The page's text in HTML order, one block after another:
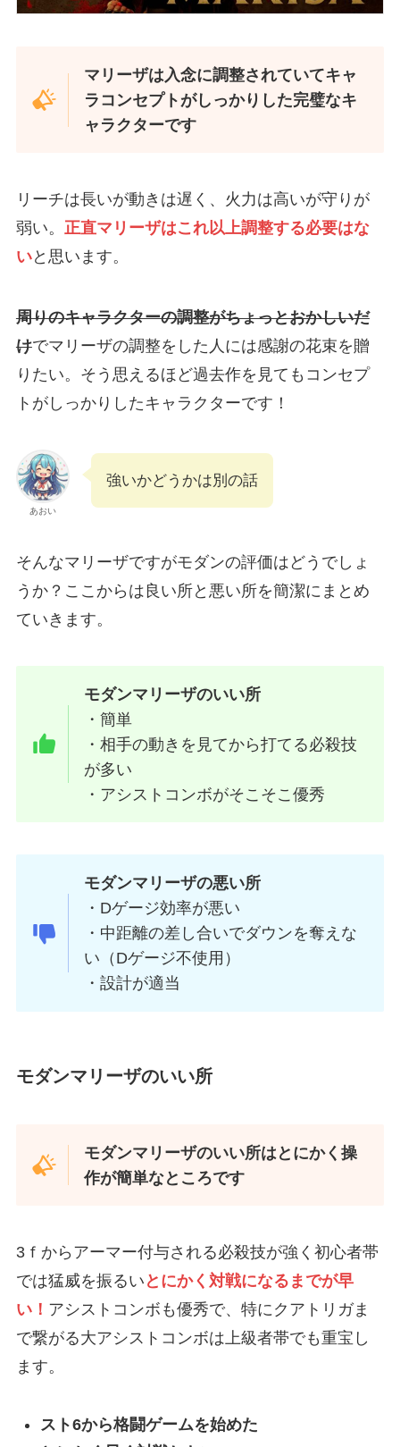
マリーザは入念に調整されていてキャ
ラコンセプトがしっかりした完璧なキ
ャラクターです
リーチは長いが動きは遅く、火力は高いが守りが
弱い。 正直マリーザはこれ以上調整する必要はな
いと思います。
周りのキャラクターの調整がちょっとおかしいだ
けでマリーザの調整をした人には感謝の花束を贈
りたい。そう思えるほど過去作を見てもコンセプ
トがしっかりしたキャラクターです！
あおい
強いかどうかは別の話
そんなマリーザですがモダンの評価はどうでしょ
うか？ここからは良い所と悪い所を簡潔にまとめ
ていきます。
モダンマリーザのいい所
・簡単
・相手の動きを見てから打てる必殺技
が多い
・アシストコンボがそこそこ優秀
モダンマリーザの悪い所
・Dゲージ効率が悪い
・中距離の差し合いでダウンを奪えな
い（Dゲージ不使用）
・設計が適当
モダンマリーザのいい所
モダンマリーザのいい所はとにかく操
作が簡単なところです
3ｆからアーマー付与される必殺技が強く初心者帯
では猛威を振るい とにかく対戦になるまでが早
い！ アシストコンボも優秀で、特にクアトリガま
で繋がる大アシストコンボは上級者帯でも重宝し
ます。
スト6から格闘ゲームを始めた